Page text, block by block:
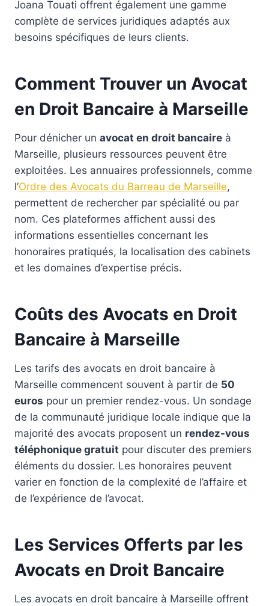
Joana Touati offrent également une gamme
complète de services juridiques adaptés aux
besoins spécifiques de leurs clients.
Comment Trouver un Avocat
en Droit Bancaire à Marseille
Pour dénicher un avocat en droit bancaire à
Marseille, plusieurs ressources peuvent être
exploitées. Les annuaires professionnels, comme
l’Ordre des Avocats du Barreau de Marseille,
permettent de rechercher par spécialité ou par
nom. Ces plateformes affichent aussi des
informations essentielles concernant les
honoraires pratiqués, la localisation des cabinets
et les domaines d’expertise précis.
Coûts des Avocats en Droit
Bancaire à Marseille
Les tarifs des avocats en droit bancaire à
Marseille commencent souvent à partir de 50
euros pour un premier rendez-vous. Un sondage
de la communauté juridique locale indique que la
majorité des avocats proposent un rendez-vous
téléphonique gratuit pour discuter des premiers
éléments du dossier. Les honoraires peuvent
varier en fonction de la complexité de l’affaire et
de l’expérience de l’avocat.
Les Services Offerts par les
Avocats en Droit Bancaire
Les avocats en droit bancaire à Marseille offrent